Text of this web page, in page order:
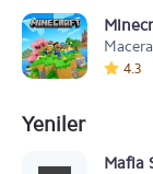
Macera
4.3
Yeniler
Mafia